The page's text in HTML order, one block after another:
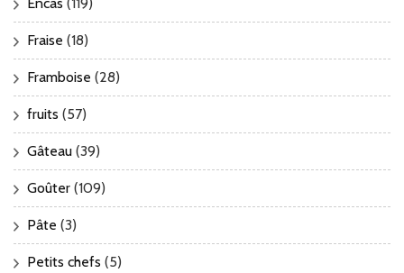
Fraise (18)
Framboise (28)
fruits (57)
Gâteau (39)
Goûter (109)
Pâte (3)
Petits chefs (5)